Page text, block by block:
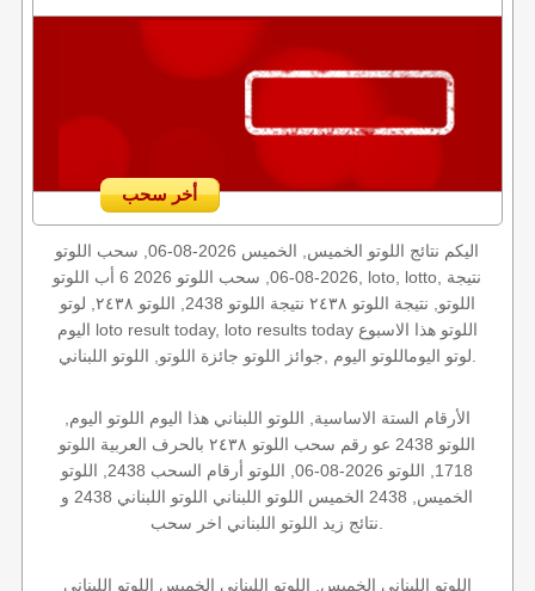
أخر سحب
اليكم نتائج اللوتو الخميس, الخميس 2026-08-06, سحب اللوتو
2026-08-06, سحب اللوتو 2026 6 أب اللوتو, loto, lotto, نتيجة
اللوتو, نتيجة اللوتو ٢٤٣٨ نتيجة اللوتو 2438, اللوتو ٢٤٣٨, لوتو
اليوم loto result today, loto results today اللوتو هذا الاسبوع
الأرقام الستة الاساسية, اللوتو اللبناني هذا اليوم اللوتو اليوم,
اللوتو 2438 عو رقم سحب اللوتو ٢٤٣٨ بالحرف العربية اللوتو
1718, اللوتو 2026-08-06, اللوتو أرقام السحب 2438, اللوتو
الخميس, 2438 الخميس اللوتو اللبناني اللوتو اللبناني 2438 و
اللوتو اللبناني الخميس, اللوتو اللبناني الخميس اللوتو اللبناني